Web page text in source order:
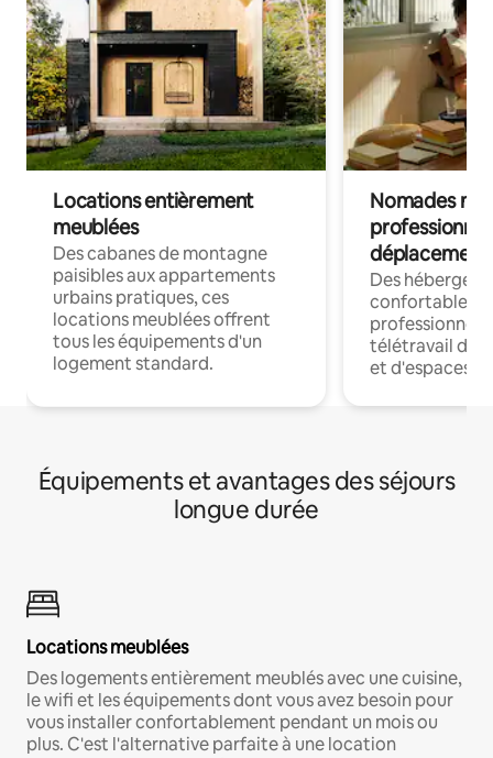
Locations entièrement
meublées
Des cabanes de montagne
paisibles aux appartements
urbains pratiques, ces
locations meublées offrent
tous les équipements d'un
logement standard.
Nomades
déplacement
Des
confortables
professionnels
télétravail
et d'espaces
Équipements et avantages des séjours
longue durée
Locations meublées
Des logements entièrement meublés avec une cuisine,
le wifi et les équipements dont vous avez besoin pour
vous installer confortablement pendant un mois ou
plus. C'est l'alternative parfaite à une location